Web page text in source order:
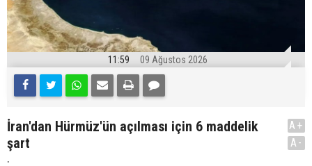
11:59 09 Ağustos 2026
İran'dan Hürmüz'ün açılması için 6 maddelik
şart
.
A+
A-